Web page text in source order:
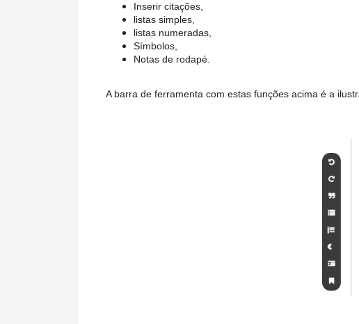
Inserir citações,
listas simples,
listas numeradas,
Símbolos,
Notas de rodapé.
A barra de ferramenta com estas funções acima é a